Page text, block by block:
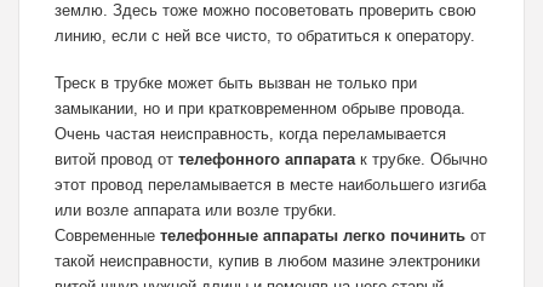
землю. Здесь тоже можно посоветовать проверить свою
линию, если с ней все чисто, то обратиться к оператору.
Треск в трубке может быть вызван не только при
замыкании, но и при кратковременном обрыве провода.
Очень частая неисправность, когда переламывается
витой провод от телефонного аппаратак трубке. Обычно
этот провод переламывается в месте наибольшего изгиба
или возле аппарата или возле трубки.
Современные телефонные аппараты легко починить от
такой неисправности, купив в любом мазине электроники